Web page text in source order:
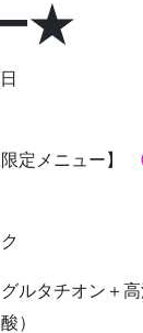
★
限定メニュー】
ルタチオン＋
）